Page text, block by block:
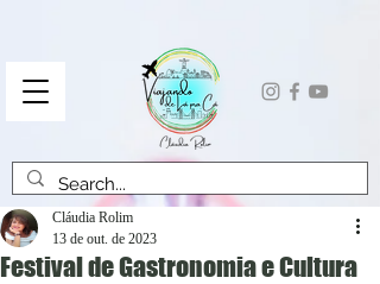
Festival de Gastronomia e Cultura
Cláudia Rolim
13 de out. de 2023